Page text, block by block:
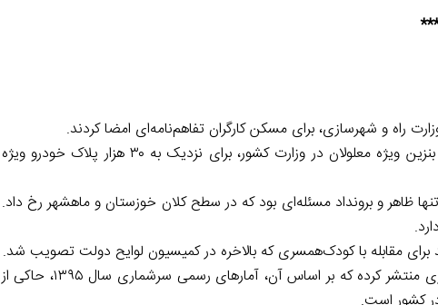
راه و شهرسازی، برای مسکن کارگران تفاهم‌نامه‌ای امضا کردند.
معاون توان‌بخشی سازمان بهزیستی کشور از تصویب اختصاص سهمیه بنزین ویژه معلولان در وزارت کشور، برای نزدیک به ۳۰‌ هزار پلاک خودرو ویژه
ظاهر و برونداد مسئله‌ای بود که در سطح کلان خوزستان و ماهشهر رخ داد.
مرکز پژوهش‌های مجلس گزارشی درباره عملکرد سازمان نهضت سوادآموزی منتشر کرده که بر اساس آن، آمارهای رسمی سرشماری سال ۱۳۹۵، حاکی از